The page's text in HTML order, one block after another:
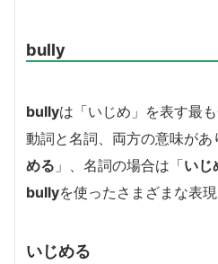
bully
bullyは「いじめ」を表す最
動詞と名詞、両方の意味があ
める 」、名詞の場合は「いじ
bullyを使ったさまざまな表
いじめる